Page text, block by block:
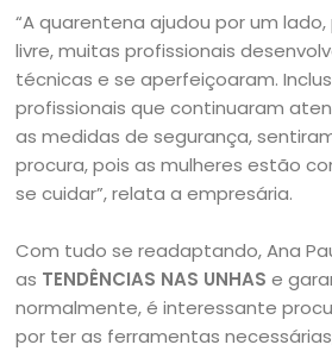
“A quarentena ajudou por um
livre, muitas profissionais
técnicas e se aperfeiçoaram.
profissionais que continuaram
as medidas de segurança,
procura, pois as mulheres estão
se cuidar”, relata a empresária.
Com tudo se readaptando, Ana
as TENDÊNCIAS NAS UNHAS e
normalmente, é interessante
por ter as ferramentas